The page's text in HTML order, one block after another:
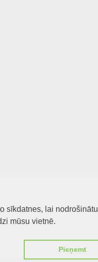
sīkdatnes, lai nodrošinātu
mūsu vietnē.
Pieņemt